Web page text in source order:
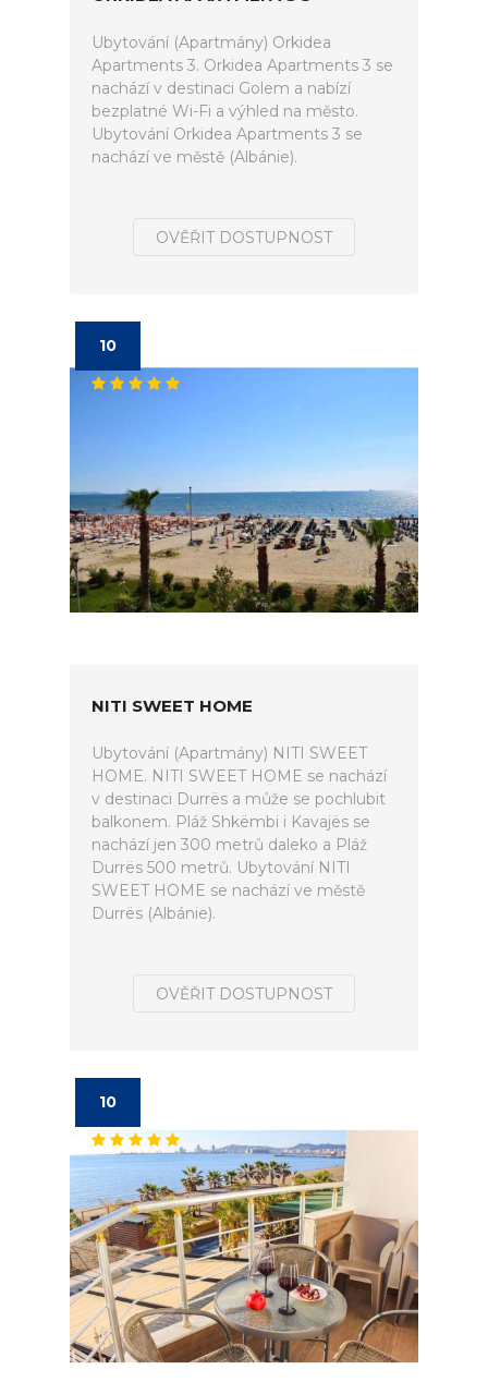
Ubytování (Apartmány) Orkidea
Apartments 3. Orkidea Apartments 3 se
nachází v destinaci Golem a nabízí
bezplatné Wi-Fi a výhled na město.
Ubytování Orkidea Apartments 3 se
nachází ve městě (Albánie).
OVĚŘIT DOSTUPNOST
10
NITI SWEET HOME
Ubytování (Apartmány) NITI SWEET
HOME. NITI SWEET HOME se nachází
v destinaci Durrës a může se pochlubit
balkonem. Pláž Shkëmbi i Kavajës se
nachází jen 300 metrů daleko a Pláž
Durrës 500 metrů. Ubytování NITI
SWEET HOME se nachází ve městě
Durrës (Albánie).
OVĚŘIT DOSTUPNOST
10